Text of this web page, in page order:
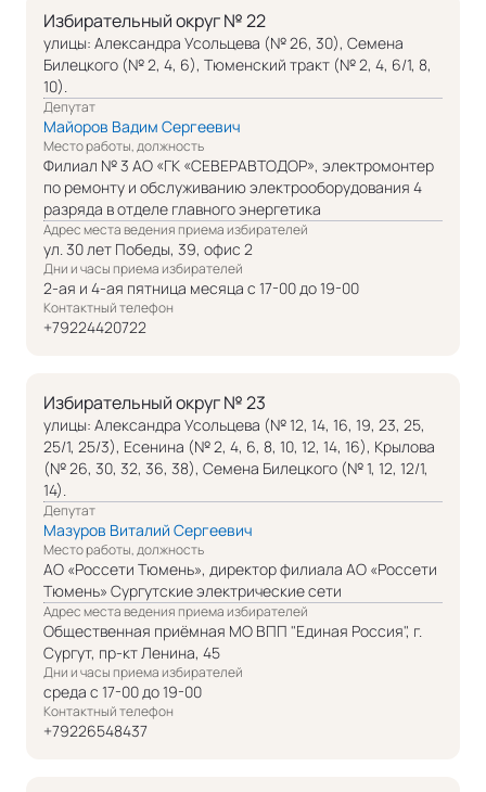
Избирательный округ № 22
улицы: Александра Усольцева (№ 26, 30), Семена
Билецкого (№ 2, 4, 6), Тюменский тракт (№ 2, 4, 6/1, 8,
10).
Депутат
Майоров Вадим Сергеевич
Место работы, должность
Филиал № 3 АО «ГК «СЕВЕРАВТОДОР», электромонтер
по ремонту и обслуживанию электрооборудования 4
разряда в отделе главного энергетика
Адрес места ведения приема избирателей
ул. 30 лет Победы, 39, офис 2
Дни и часы приема избирателей
2-ая и 4-ая пятница месяца с 17-00 до 19-00
Контактный телефон
+79224420722
Избирательный округ № 23
улицы: Александра Усольцева (№ 12, 14, 16, 19, 23, 25,
25/1, 25/3), Есенина (№ 2, 4, 6, 8, 10, 12, 14, 16), Крылова
(№ 26, 30, 32, 36, 38), Семена Билецкого (№ 1, 12, 12/1,
14).
Депутат
Мазуров Виталий Сергеевич
Место работы, должность
АО «Россети Тюмень», директор филиала АО «Россети
Тюмень» Сургутские электрические сети
Адрес места ведения приема избирателей
Общественная приёмная МО ВПП "Единая Россия", г.
Сургут, пр-кт Ленина, 45
Дни и часы приема избирателей
среда с 17-00 до 19-00
Контактный телефон
+79226548437